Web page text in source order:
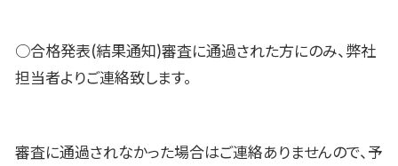
○合格発表(結果通知)審査に通過された方にのみ、弊社
担当者よりご連絡致します。
審査に通過されなかった場合はご連絡ありませんので、予